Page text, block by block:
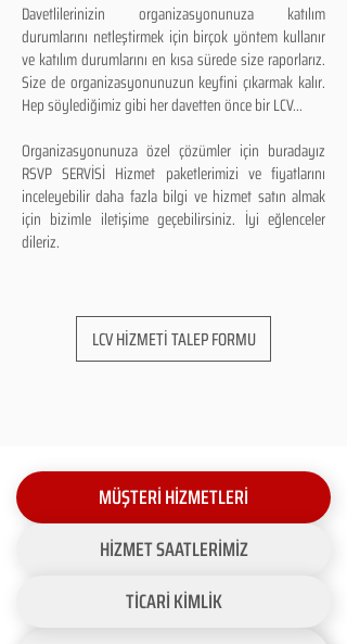
Davetlilerinizin organizasyonunuza katılım
durumlarını netleştirmek için birçok yöntem kullanır
ve katılım durumlarını en kısa sürede size raporlarız.
Size de organizasyonunuzun keyfini çıkarmak kalır.
Hep söylediğimiz gibi her davetten önce bir LCV...
Organizasyonunuza özel çözümler için buradayız
RSVP SERVİSİ Hizmet paketlerimizi ve fiyatlarını
inceleyebilir daha fazla bilgi ve hizmet satın almak
için bizimle iletişime geçebilirsiniz. İyi eğlenceler
dileriz.
LCV HİZMETİ TALEP FORMU
MÜŞTERİ HİZMETLERİ
HİZMET SAATLERİMİZ
TİCARİ KİMLİK